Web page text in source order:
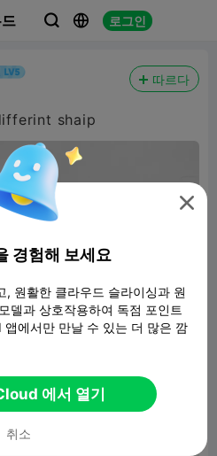
  로그인
따르다
shaip

경험해 보세요
, 원활한 클라우드 슬라이싱과 원
델과 상호작용하여 독점 포인트
에서만 만날 수 있는 더 많은 깜
에서 열기
취소